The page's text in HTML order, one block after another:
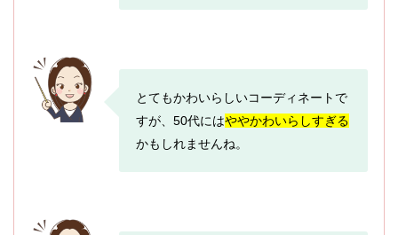
とてもかわいらしいコーディネートで
すが、50代にはややかわいらしすぎる
かもしれませんね。